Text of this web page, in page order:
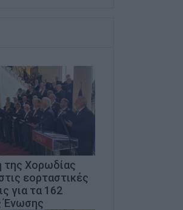
της Χορωδίας
εορταστικές
για τα 162
Ένωσης